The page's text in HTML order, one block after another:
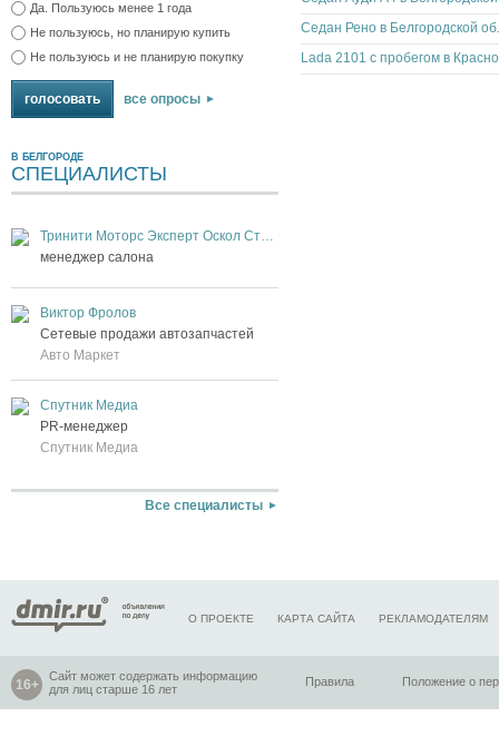
Да. Пользуюсь менее 1 года
Не пользуюсь, но планирую купить
Не пользуюсь и не планирую покупку
все опросы
В БЕЛГОРОДЕ
СПЕЦИАЛИСТЫ
Тринити Моторс Эксперт Оскол Старый Оскол
менеджер салона
Виктор Фролов
Сетевые продажи автозапчастей
Авто Маркет
Спутник Медиа
PR-менеджер
Спутник Медиа
Все специалисты
Седан
О ПРОЕКТЕ КАРТА САЙТА РЕКЛАМОДАТЕЛЯМ
Сайт может содержать информацию
для лиц старше 16 лет
Правила Положение о